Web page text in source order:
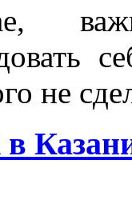
не